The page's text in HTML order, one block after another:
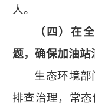
人。
（四）在
题，确保加油站
生态环境
排查治理，常